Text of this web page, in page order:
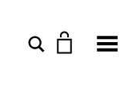
Rechercher
Toggle Menu